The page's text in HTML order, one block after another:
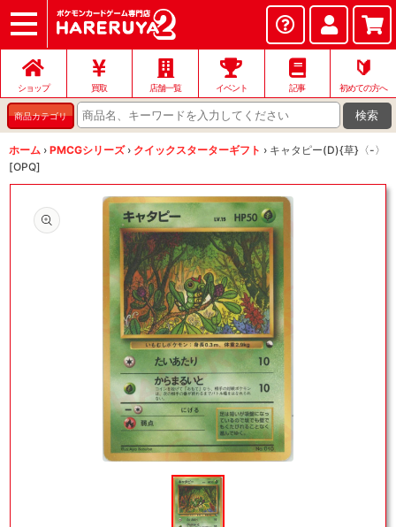
ショップ
店頭買取
ネット買取
店舗一覧
イベント
お問い合わせ
ショップ 買取 店舗一覧 イベント 記事
🔰
初めての方へ
商品カテゴリ 検索
ホーム › PMCGシリーズ › クイックスターターギフト › キャタピー(D){草}〈-〉
[OPQ]